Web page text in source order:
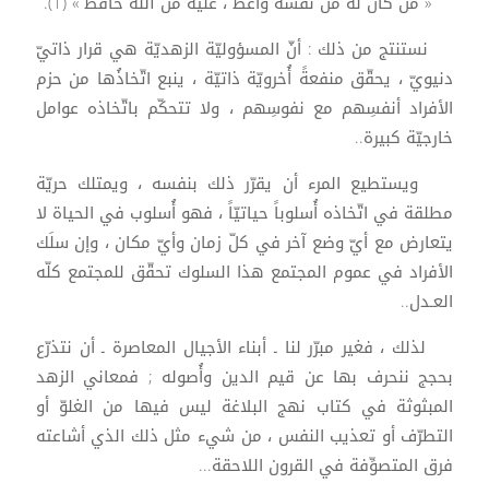
نستنتج من ذلك : أنّ المسؤوليّة الزهديّة هي قرار ذاتيّ
دنيويّ ، يحقّق منفعةً أُخرويّة ذاتيّة ، ينبع اتّخاذُها من حزم
الأفراد أنفسِهم مع نفوسِهم ، ولا تتحكّم باتّخاذه عوامل
خارجيّة كبيرة..
ويستطيع المرء أن يقرّر ذلك بنفسه ، ويمتلك حريّة
مطلقة في اتّخاذه أُسلوباً حياتيّاً ، فهو أُسلوب في الحياة لا
يتعارض مع أيّ وضع آخر في كلّ زمان وأيّ مكان ، وإن سلَك
الأفراد في عموم المجتمع هذا السلوك تحقّق للمجتمع كلّه
العـدل..
لذلك ، فغير مبرّر لنا ـ أبناء الأجيال المعاصرة ـ أن نتذرّع
بحجج ننحرف بها عن قيم الدين وأُصوله ; فمعاني الزهد
المبثوثة في كتاب نهج البلاغة ليس فيها من الغلوّ أو
التطرّف أو تعذيب النفس ، من شيء مثل ذلك الذي أشاعته
فرق المتصوِّفة في القرون اللاحقة...